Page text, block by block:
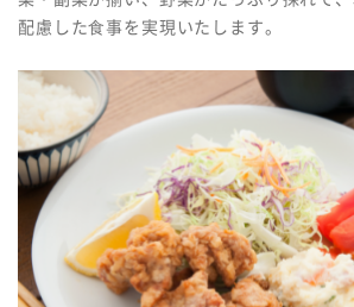
配慮した⾷事を実現いたします。